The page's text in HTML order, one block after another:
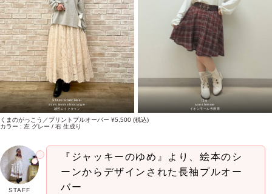
STAFF STAR Maki
axes femme Nostalgie
越谷レイクタウン
はる
axes femme
イオンモール各務原
くまのがっこう／プリントプルオーバー ¥5,500 (税込)
カラー : 左 グレー / 右 生成り
STAFF
『ジャッキーのゆめ』より、絵本のシ
ーンからデザインされた長袖プルオー
バー